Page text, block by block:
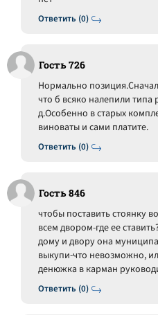
Ответить (0)
Гость 726
Ответить (0)
Нормально
что б всяко налепили типа
д.Особенно в старых
виноваты и сами платите.
Гость 846
Ответить (0)
чтобы поставить стоянку
всем двором-где ее
дому и двору она
выкупи-что невозможно,
денюжка в карман